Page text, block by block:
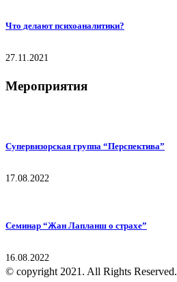
Что делают психоаналитики?
27.11.2021
Мероприятия
Супервизорская группа “Перспектива”
17.08.2022
Семинар “Жан Лапланш о страхе”
16.08.2022
© copyright 2021. All Rights Reserved.